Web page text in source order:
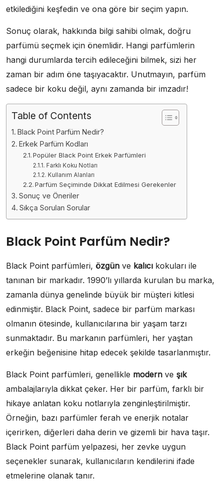
etkilediğini keşfedin ve ona göre bir seçim yapın.
Sonuç olarak, hakkında bilgi sahibi olmak, doğru
parfümü seçmek için önemlidir. Hangi parfümlerin
hangi durumlarda tercih edileceğini bilmek, sizi her
zaman bir adım öne taşıyacaktır. Unutmayın, parfüm
sadece bir koku değil, aynı zamanda bir imzadır!
Table of Contents
Black Point Parfüm Nedir?
Erkek Parfüm Kodları
Popüler Black Point Erkek Parfümleri
Farklı Koku Notları
Kullanım Alanları
Parfüm Seçiminde Dikkat Edilmesi Gerekenler
Sonuç ve Öneriler
Sıkça Sorulan Sorular
Black Point Parfüm Nedir?
Black Point parfümleri, özgün ve kalıcı kokuları ile
tanınan bir markadır. 1990’lı yıllarda kurulan bu marka,
zamanla dünya genelinde büyük bir müşteri kitlesi
edinmiştir. Black Point, sadece bir parfüm markası
olmanın ötesinde, kullanıcılarına bir yaşam tarzı
sunmaktadır. Bu markanın parfümleri, her yaştan
erkeğin beğenisine hitap edecek şekilde tasarlanmıştır.
Black Point parfümleri, genellikle modern ve şık
ambalajlarıyla dikkat çeker. Her bir parfüm, farklı bir
hikaye anlatan koku notlarıyla zenginleştirilmiştir.
Örneğin, bazı parfümler ferah ve enerjik notalar
içerirken, diğerleri daha derin ve gizemli bir hava taşır.
Black Point parfüm yelpazesi, her zevke uygun
seçenekler sunarak, kullanıcıların kendilerini ifade
etmelerine olanak tanır.